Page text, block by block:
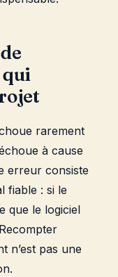
qui
rarement
à cause
erreur consiste
fiable : si le
que le logiciel
n’est pas une